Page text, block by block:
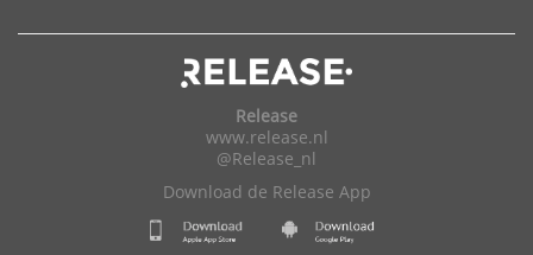
Release
www.release.nl
@Release_nl
Download de Release App